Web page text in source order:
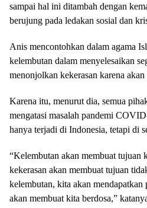
sampai hal ini ditambah dengan
berujung pada ledakan sosial dan
Anis mencontohkan dalam agama
kelembutan dalam menyelesaikan
menonjolkan kekerasan karena
Karena itu, menurut dia, semua
mengatasi masalah pandemi
hanya terjadi di Indonesia, tetapi di
“Kelembutan akan membuat tujuan
kekerasan akan membuat tujuan
kelembutan, kita akan mendapatkan
akan membuat kita berdosa,”